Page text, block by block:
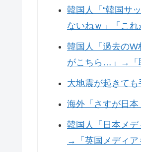
韓国人「“韓国サ
ないねｗ」「こ
韓国人「過去の
がこちら…」→「
大地震が起きて
海外「さすが日
韓国人「日本メデ
→「英国メディア